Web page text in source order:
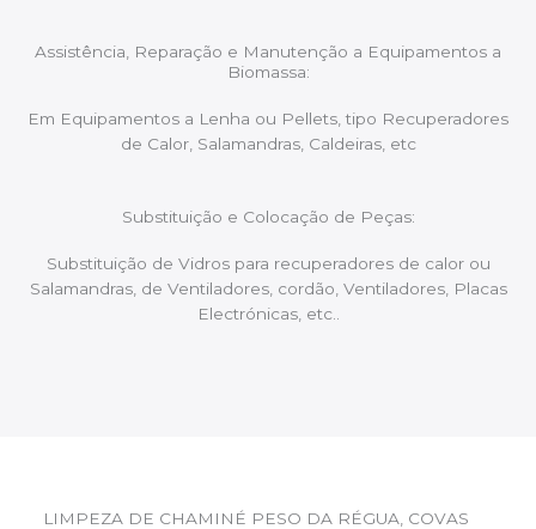
Assistência, Reparação e Manutenção a Equipamentos a
Biomassa:
Em Equipamentos a Lenha ou Pellets, tipo Recuperadores
de Calor, Salamandras, Caldeiras, etc
Substituição e Colocação de Peças:
Substituição de Vidros para recuperadores de calor ou
Salamandras, de Ventiladores, cordão, Ventiladores, Placas
Electrónicas, etc..
LIMPEZA DE CHAMINÉ PESO DA RÉGUA, COVAS